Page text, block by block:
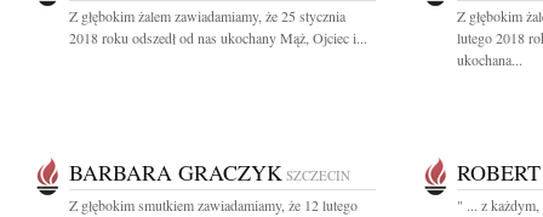
Z głębokim żalem zawiadamiamy, że 25 stycznia
2018 roku odszedł od nas ukochany Mąż, Ojciec i...
Z głębokim
lutego 2018
ukochana...
BARBARA GRACZYK SZCZECIN
Z głębokim smutkiem zawiadamiamy, że 12 lutego
" ... z